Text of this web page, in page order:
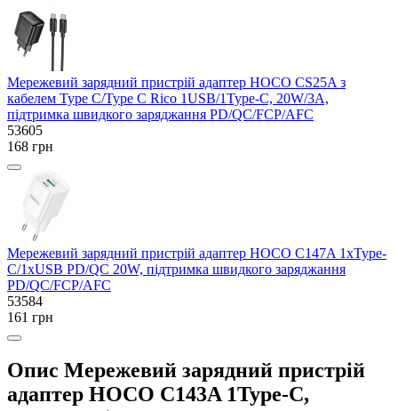
Мережевий зарядний пристрій адаптер HOCO CS25A з
кабелем Type C/Type C Rico 1USB/1Type-C, 20W/3A,
підтримка швидкого заряджання PD/QC/FCP/AFC
53605
168 грн
Мережевий зарядний пристрій адаптер HOCO C147A 1хType-
C/1хUSB PD/QC 20W, підтримка швидкого заряджання
PD/QC/FCP/AFC
53584
161 грн
Опис Мережевий зарядний пристрій
адаптер HOCO C143A 1Type-C,